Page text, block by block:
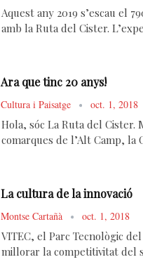
Aquest any 2019 s’escau el
amb la Ruta del Cister.
Ara que tinc 20 anys!
Cultura i Paisatge oct. 1, 2018
Hola, sóc La Ruta del
comarques de l’Alt Camp, la
La cultura de la innovació
Montse Cartañà oct. 1, 2018
VITEC, el Parc Tecnològic
millorar la competitivitat del